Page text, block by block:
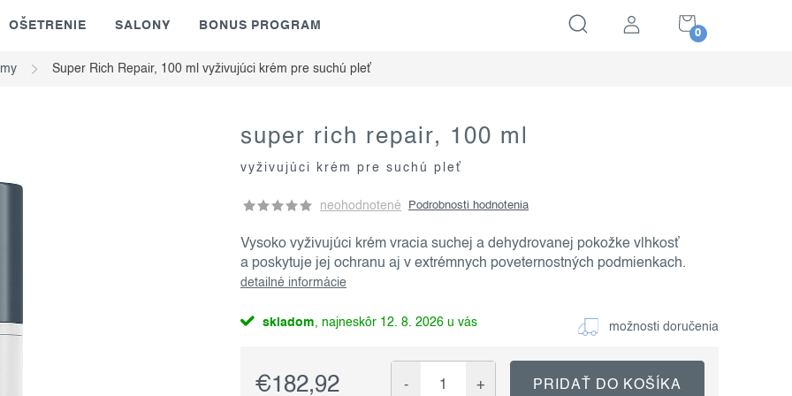
NÁKUPNÝ
KOŠÍK
OŠETRENIE SALONY BONUS PROGRAM
Super Rich Repair, 100 ml vyživujúci krém pre suchú pleť
super rich repair, 100 ml
vyživujúci krém pre suchú pleť
neohodnotené Podrobnosti hodnotenia
Vysoko vyživujúci krém vracia suchej a dehydrovanej pokožke vlhkosť
a poskytuje jej ochranu aj v extrémnych poveternostných podmienkach.
detailné informácie
skladom 12. 8. 2026 možnosti doručenia
€182,92 PRIDAŤ DO KOŠÍKA